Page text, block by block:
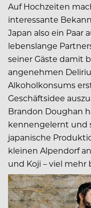
Auf Hochzeiten
interessante
Japan also ein Paar
lebenslange
seiner Gäste damit
angenehmen
Alkoholkonsums
Geschäftsidee
Brandon Doughan
kennengelernt und
japanische
kleinen Alpendorf
und Koji – viel mehr